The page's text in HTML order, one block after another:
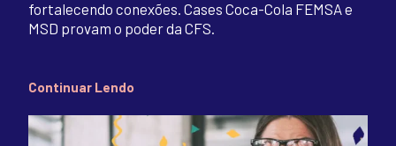
fortalecendo conexões. Cases Coca-Cola FEMSA e
MSD provam o poder da CFS.
Continuar Lendo